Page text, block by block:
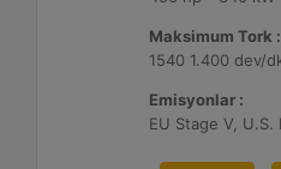
Maksimum Tork :
Emisyonlar :